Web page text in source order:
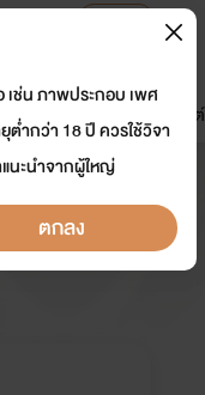
มาใหม่
ดรีมแชท ธัญลิสต์
เช่น ภาพประกอบ เพศ
ำกว่า 18 ปี ควรใช้วิจา
นะนำจากผู้ใหญ่
ตกลง